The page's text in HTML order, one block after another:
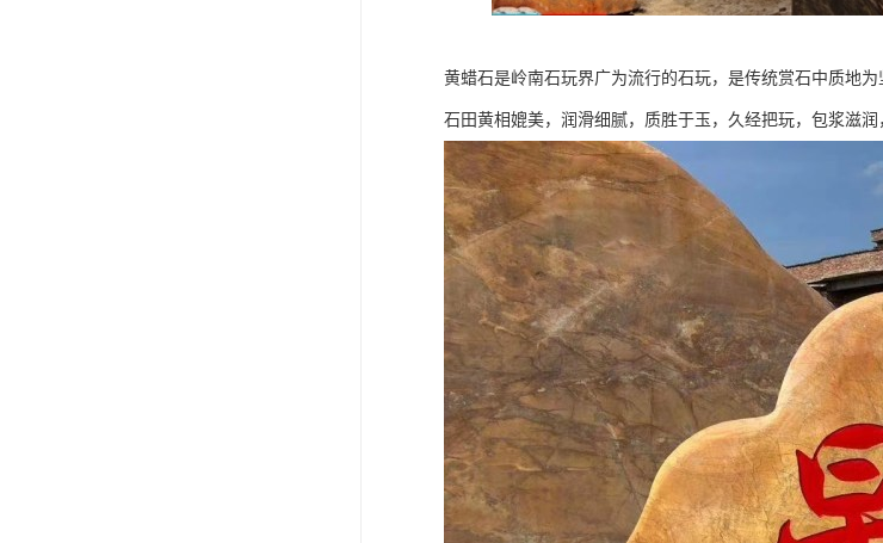
黄蜡石是岭南石玩界广为流行的石玩，是传统赏石中质地
石田黄相媲美，润滑细腻，质胜于玉，久经把玩，包浆滋润